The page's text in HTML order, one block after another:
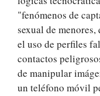
"fenómenos de
sexual de
el uso de perfiles
contactos
de manipular
un teléfono móvil